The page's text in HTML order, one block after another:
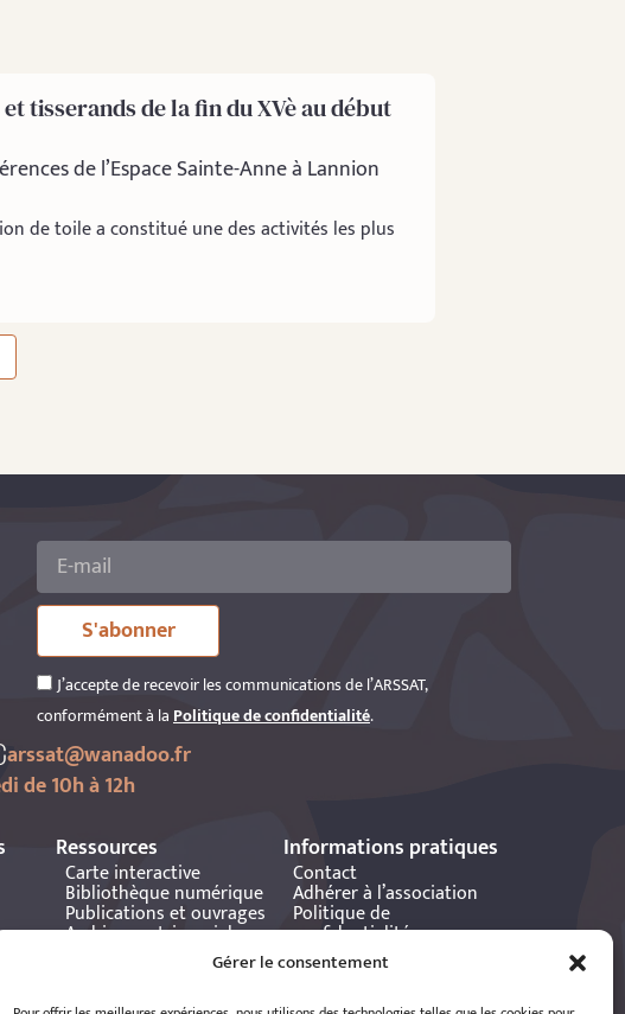
Gérer le consentement
tisserands de la fin du XVè au début
de l’Espace Sainte-Anne à Lannion
de toile a constitué une des activités les plus
J’accepte de recevoir les communications de l’ARSSAT,
conformément à laPolitique de confidentialité.
S'abonner
arssat@wanadoo.fr
de 10h à 12h
et
Ressources
Carte interactive
Bibliothèque numérique
Publications et ouvrages
Archives patrimoniales
Informations pratiques
Contact
Adhérer à l’association
Politique de
confidentialité
Politique de cookies
Mentions légales